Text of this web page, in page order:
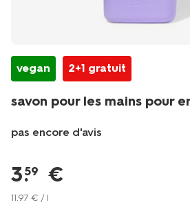
vegan 2+1 gratuit
savon pour les mains pour
pas encore d'avis
be/soins-
beaute/soins-
bien-
3.
59 €
11.97 € / l